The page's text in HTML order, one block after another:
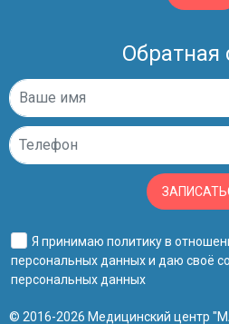
Обратная
Я принимаю политику в
персональных данныхи даю своё
персональных данных
© 2016-2026 Медицинский центр